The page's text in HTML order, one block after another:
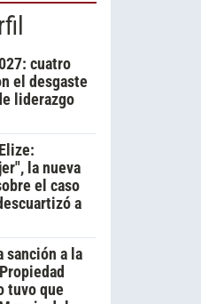
cuatro
el desgaste
liderazgo
la nueva
el caso
a
sanción a la
tuvo que